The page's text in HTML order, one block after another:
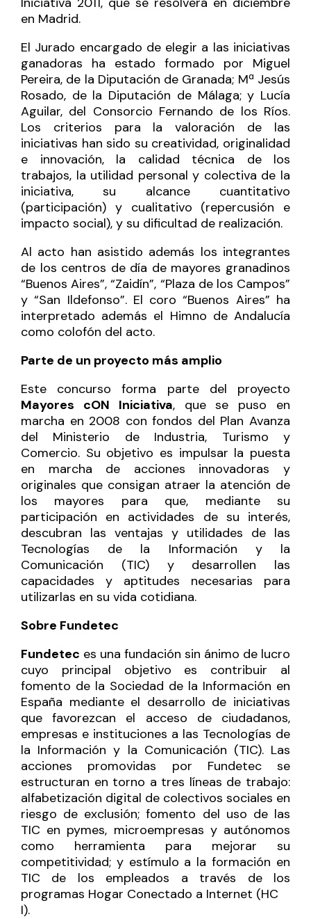
en Madrid.
El Jurado encargado de elegir a las iniciativas
ganadoras ha estado formado por Miguel
Pereira, de la Diputación de Granada; Mª Jesús
Rosado, de la Diputación de Málaga; y Lucía
Aguilar, del Consorcio Fernando de los Ríos.
Los criterios para la valoración de las
iniciativas han sido su creatividad, originalidad
e innovación, la calidad técnica de los
trabajos, la utilidad personal y colectiva de la
iniciativa, su alcance cuantitativo
(participación) y cualitativo (repercusión e
impacto social), y su dificultad de realización.
Al acto han asistido además los integrantes
de los centros de día de mayores granadinos
“Buenos Aires”, “Zaidín”, “Plaza de los Campos”
y “San Ildefonso”. El coro “Buenos Aires” ha
interpretado además el Himno de Andalucía
como colofón del acto.
Parte de un proyecto más amplio
Este concurso forma parte del proyecto
Mayores cON Iniciativa, que se puso en
marcha en 2008 con fondos del Plan Avanza
del Ministerio de Industria, Turismo y
Comercio. Su objetivo es impulsar la puesta
en marcha de acciones innovadoras y
originales que consigan atraer la atención de
los mayores para que, mediante su
participación en actividades de su interés,
descubran las ventajas y utilidades de las
Tecnologías de la Información y la
Comunicación (TIC) y desarrollen las
capacidades y aptitudes necesarias para
utilizarlas en su vida cotidiana.
Sobre Fundetec
Fundetec es una fundación sin ánimo de lucro
cuyo principal objetivo es contribuir al
fomento de la Sociedad de la Información en
España mediante el desarrollo de iniciativas
que favorezcan el acceso de ciudadanos,
empresas e instituciones a las Tecnologías de
la Información y la Comunicación (TIC). Las
acciones promovidas por Fundetec se
estructuran en torno a tres líneas de trabajo:
alfabetización digital de colectivos sociales en
riesgo de exclusión; fomento del uso de las
TIC en pymes, microempresas y autónomos
como herramienta para mejorar su
competitividad; y estímulo a la formación en
TIC de los empleados a través de los
programas Hogar Conectado a Internet (HC
I).